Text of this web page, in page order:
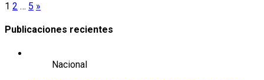
1 2 … 5 »
Publicaciones recientes
Nacional